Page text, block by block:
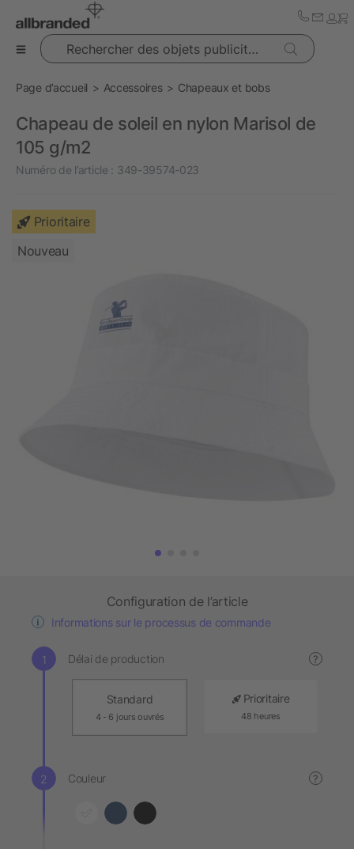
Rechercher des objets publicitaires
Page d’accueil Accessoires Chapeaux et bobs
Chapeau de soleil en nylon Marisol de
105 g/m2
Numéro de l’article : 349-39574-023
Prioritaire
Nouveau
Configuration de l’article
Informations sur le processus de commande
Délai de production ?
Standard
4 - 6 jours ouvrés
Prioritaire
48 heures
Couleur ?